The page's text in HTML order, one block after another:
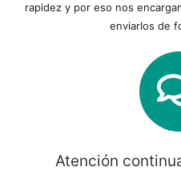
rapidez y por eso nos
enviarlos de
Atención